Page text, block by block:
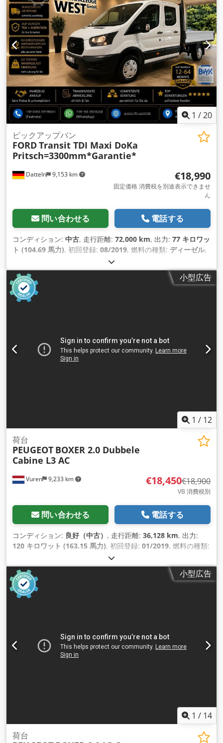
1 /20
Datteln 9,153 km
ピックアップバン
FORDTransit TDI Maxi DoKa
Pritsch=3300mm*Garantie*
€18,990
固定価格 消費税を別途表示できませ
ん
問い合わせる 電話する
コンディション: 中古, 走行距離: 72,000 km, 出力: 77 キロワッ
ト (104.69 馬力), 初回登録: 08/2019, 燃料の種類: ディーゼル,
3,500 kg（キログラム）
排出クラス:ユーロ6, 座席数:7, 全長:6,600 mm, 全幅:2,200
mm, 全高: , 荷室幅:2,150 mm,
装備:ABS（アンチロック・ブレーキ・システム）, すすフィル
ター, セントラルロック
小型広告
1 / 12
Vuren 9,233 km
荷台
PEUGEOT BOXER 2.0 Dubbele
Cabine L3 AC
€18,450€18,900
VB 消費税別
問い合わせる 電話する
コンディション: 良好（中古） , 走行距離: 36,128 km, 出力:
120 キロワット (163.15 馬力), 初回登録: 01/2019, 燃料の種類:
215/75R16
イールベース:4,040 mm, 燃料:ディーゼル, 色:白色, 運転席:
デイキャブ
, 排出クラス: ユーロ6,
サスペンション:
2,120 mm
ンシステム, ブルートゥース, 電動ウィンドウ調節, 電動ミラー ,
小型広告
1 / 14
荷台